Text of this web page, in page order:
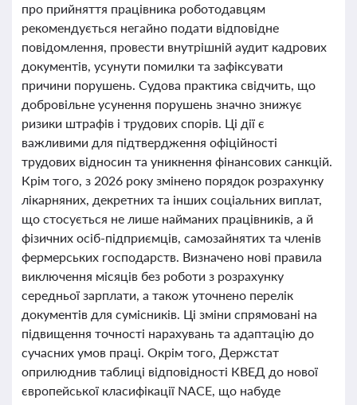
про прийняття працівника роботодавцям
рекомендується негайно подати відповідне
повідомлення, провести внутрішній аудит кадрових
документів, усунути помилки та зафіксувати
причини порушень. Судова практика свідчить, що
добровільне усунення порушень значно знижує
ризики штрафів і трудових спорів. Ці дії є
важливими для підтвердження офіційності
трудових відносин та уникнення фінансових санкцій.
Крім того, з 2026 року змінено порядок розрахунку
лікарняних, декретних та інших соціальних виплат,
що стосується не лише найманих працівників, а й
фізичних осіб-підприємців, самозайнятих та членів
фермерських господарств. Визначено нові правила
виключення місяців без роботи з розрахунку
середньої зарплати, а також уточнено перелік
документів для сумісників. Ці зміни спрямовані на
підвищення точності нарахувань та адаптацію до
сучасних умов праці. Окрім того, Держстат
оприлюднив таблиці відповідності КВЕД до нової
європейської класифікації NACE, що набуде